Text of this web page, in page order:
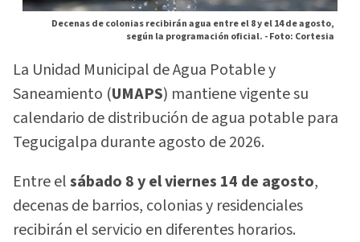
Decenas de colonias recibirán agua entre el 8 y el 14 de agosto,
según la programación oficial. -Foto: Cortesia
La Unidad Municipal de Agua Potable y
Saneamiento (UMAPS) mantiene vigente su
calendario de distribución de agua potable para
Tegucigalpa durante agosto de 2026.
Entre elsábado 8 y el viernes 14 de agosto,
decenas de barrios, colonias y residenciales
recibirán el servicio en diferentes horarios.